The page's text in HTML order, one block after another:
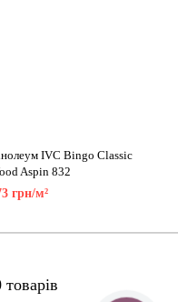
IVC Bingo Classic
Aspin 832
грн/м²